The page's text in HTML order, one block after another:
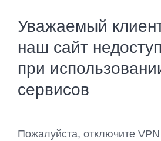
Уважаемый
наш сайт
при
сервисов
Пожалуйста, отключите